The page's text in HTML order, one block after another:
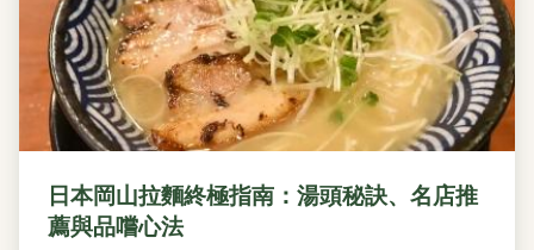
日本岡山拉麵終極指南：湯頭秘訣、名店推
薦與品嚐心法